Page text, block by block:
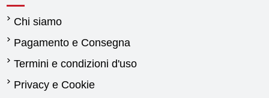
Chi siamo
Pagamento e Consegna
Termini e condizioni d'uso
Privacy e Cookie